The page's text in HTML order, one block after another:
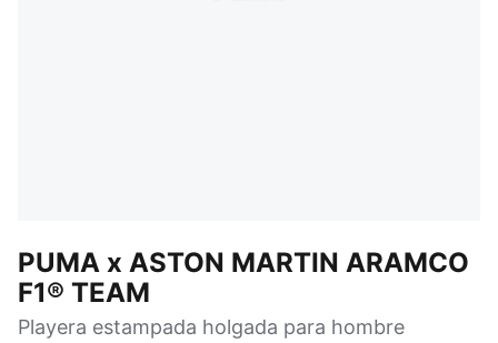
PUMA x ASTON MARTIN ARAMCO
F1® TEAM
Playera estampada holgada para hombre